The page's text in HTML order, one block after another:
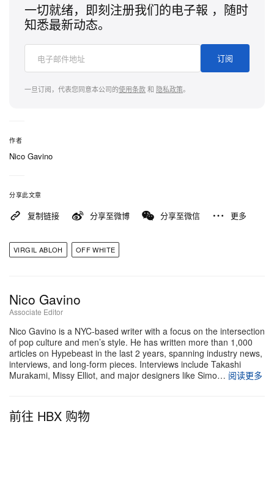
一切就绪，即刻注册我们的电子報 ，随时
知悉最新动态。
订阅
一旦订阅，代表您同意本公司的使用条款和 隐私政策。
作者
Nico Gavino
分享此文章
复制链接 分享至微博 分享至微信 更多
VIRGIL ABLOH OFF WHITE
Nico Gavino
Associate Editor
Nico Gavino is a NYC-based writer with a focus on the intersection
of pop culture and men’s style. He has written more than 1,000
articles on Hypebeast in the last 2 years, spanning industry news,
interviews, and long-form pieces. Interviews include Takashi
Murakami, Missy Elliot, and major designers like Simo… 阅读更多
前往 HBX 购物